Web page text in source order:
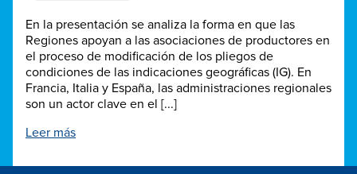
En la presentación se analiza la forma en que las
Regiones apoyan a las asociaciones de productores en
el proceso de modificación de los pliegos de
condiciones de las indicaciones geográficas (IG). En
Francia, Italia y España, las administraciones regionales
son un actor clave en el [...]
Leer más